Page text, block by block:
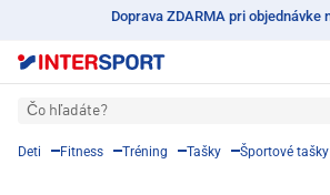
Doprava ZDARMA pri objednávke
Čo hľadáte?
Deti Fitness Tréning Tašky Športové tašky